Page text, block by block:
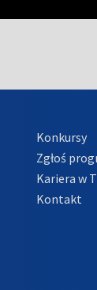
Konkursy
Zgłoś
Kariera w
Kontakt